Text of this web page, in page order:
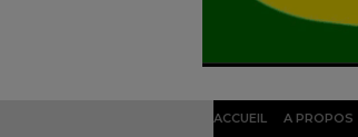
ACCUEIL A PROPOS